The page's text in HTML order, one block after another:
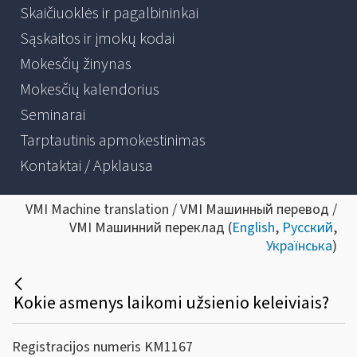
Skaičiuoklės ir pagalbininkai
Sąskaitos ir įmokų kodai
Mokesčių žinynas
Mokesčių kalendorius
Seminarai
Tarptautinis apmokestinimas
Kontaktai / Apklausa
VMI Machine translation / VMI Машинный перевод /
VMI Машинний переклад (English, Русский,
Українська)
Kokie asmenys laikomi užsienio keleiviais?
Registracijos numeris KM1167